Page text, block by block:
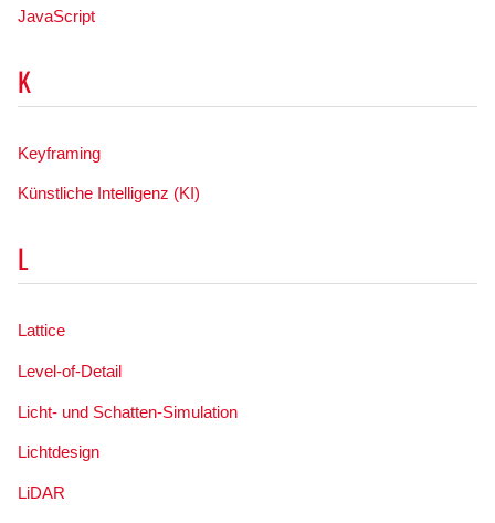
JavaScript
K
Keyframing
Künstliche Intelligenz (KI)
L
Lattice
Level-of-Detail
Licht- und Schatten-Simulation
Lichtdesign
LiDAR